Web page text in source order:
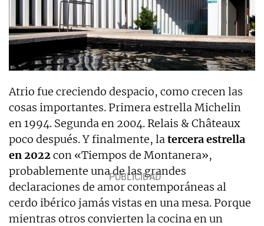
Atrio fue creciendo despacio, como crecen las
cosas importantes. Primera estrella Michelin
en 1994. Segunda en 2004. Relais & Châteaux
poco después. Y finalmente, latercera estrella
en 2022con «Tiempos de Montanera»,
probablemente una de las grandes
declaraciones de amor contemporáneas al
cerdo ibérico jamás vistas en una mesa. Porque
mientras otros convierten la cocina en un